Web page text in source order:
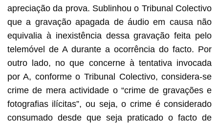
apreciação da prova. Sublinhou o Tribunal Colectivo
que a gravação apagada de áudio em causa não
equivalia à inexistência dessa gravação feita pelo
telemóvel de A durante a ocorrência do facto. Por
outro lado, no que concerne à tentativa invocada
por A, conforme o Tribunal Colectivo, considera-se
crime de mera actividade o “crime de gravações e
fotografias ilícitas”, ou seja, o crime é considerado
consumado desde que seja praticado o facto de